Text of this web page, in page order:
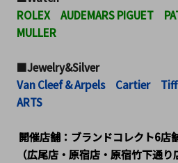
ROLEX　AUDEMARS PIGUET　
MULLER
■Jewelry&Silver
Van Cleef & Arpels　Cartier　
ARTS
開催店舗：ブランドコレクト6店
（広尾店・原宿店・原宿竹下通